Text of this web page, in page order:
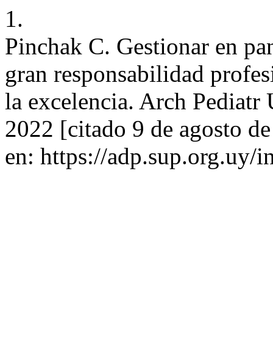
1.
Pinchak C. Gestionar en
gran responsabilidad
la excelencia. Arch
2022 [citado 9 de agosto
en: https://adp.sup.org.uy/